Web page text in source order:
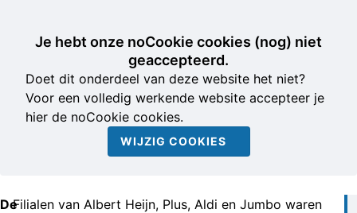
Je hebt onze noCookie cookies (nog) niet
geaccepteerd.
Doet dit onderdeel van deze website het niet?
Voor een volledig werkende website accepteer je
hier de noCookie cookies.
WIJZIG COOKIES
DeFilialen van Albert Heijn, Plus, Aldi en Jumbo waren